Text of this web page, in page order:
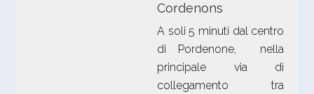
Cordenons
A soli 5 minuti dal centro
di Pordenone, nella
principale via di
collegamento tra